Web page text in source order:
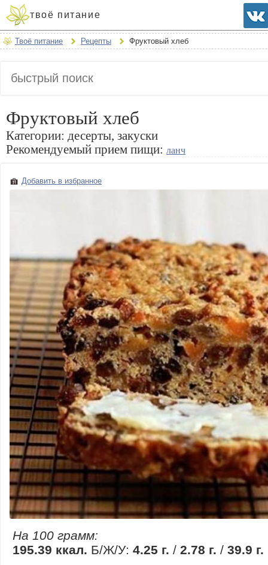
твоё питание
Твоё питание Рецепты Фруктовый хлеб
Фруктовый хлеб
Категории: десерты, закуски
Рекомендуемый прием пищи: ланч
Добавить в избранное
На 100 грамм:
195.39 ккал. Б/Ж/У: 4.25 г. / 2.78 г. / 39.9 г.